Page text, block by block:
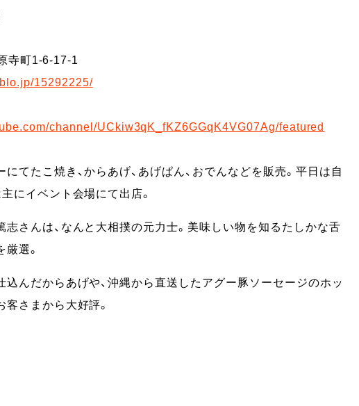
寺町1-6-17-1
15292225/
channel/UCkiw3qK_fKZ6GGqK4VG07Ag/featured
にてたこ焼き、からあげ、あげぱん、おでんなどを販売。平日は自
にイベント会場にて出店。
志さんは、なんと大相撲の元力士。美味しい物を知るたしかな舌
選。
込んだからあげや、沖縄から直送したアグー豚ソーセージのホッ
客さまから大好評。